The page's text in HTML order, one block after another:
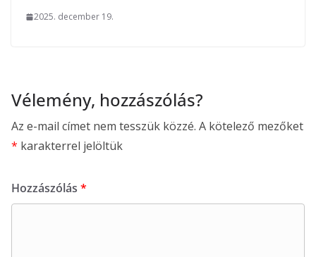
2025. december 19.
Vélemény, hozzászólás?
Az e-mail címet nem tesszük közzé. A kötelező mezőket
* karakterrel jelöltük
Hozzászólás *